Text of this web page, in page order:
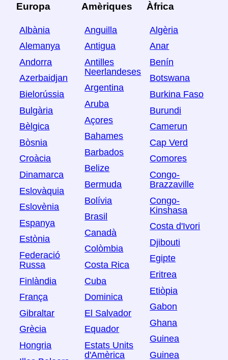
Europa
Albània
Alemanya
Andorra
Azerbaidjan
Bielorússia
Bulgària
Bèlgica
Bòsnia
Croàcia
Dinamarca
Eslovàquia
Eslovènia
Espanya
Estònia
Federació
Russa
Finlàndia
França
Gibraltar
Grècia
Hongria
Amèriques
Anguilla
Antigua
Antilles
Neerlandeses
Argentina
Aruba
Açores
Bahames
Barbados
Belize
Bermuda
Bolívia
Brasil
Canadà
Colòmbia
Costa Rica
Cuba
Dominica
El Salvador
Equador
Estats Units
d'Amèrica
Àfrica
Algèria
Anar
Benín
Botswana
Burkina Faso
Burundi
Camerun
Cap Verd
Comores
Congo-
Brazzaville
Congo-
Kinshasa
Costa d'Ivori
Djibouti
Egipte
Eritrea
Etiòpia
Gabon
Ghana
Guinea
Guinea